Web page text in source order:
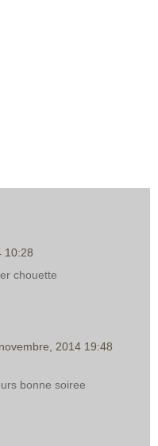
10:28
chouette
2014 19:48
bonne soiree